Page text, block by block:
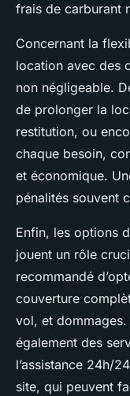
frais de carburant
Concernant la
location avec des
non négligeable.
de prolonger la
restitution, ou
chaque besoin,
et économique.
pénalités souvent
Enfin, les options
jouent un rôle
recommandé
couverture
vol, et
également des
l’assistance 24h/
site, qui peuvent